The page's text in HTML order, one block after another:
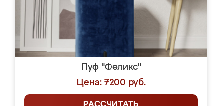
Пуф "Феликс"
Цена: 7200 руб.